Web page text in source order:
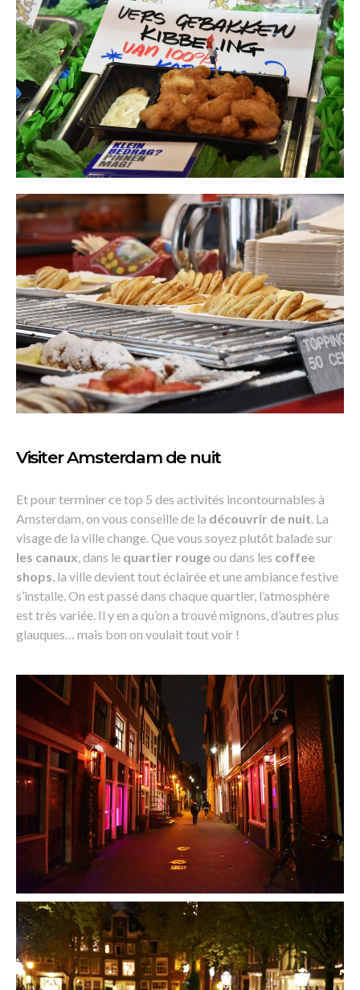
Visiter Amsterdam de nuit
Et pour terminer ce top 5 des activités incontournables à
Amsterdam, on vous conseille de la découvrir de nuit . La
visage de la ville change. Que vous soyez plutôt balade sur
les canaux , dans le quartier rougeou dans les coffee
shops , la ville devient tout éclairée et une ambiance festive
s’installe. On est passé dans chaque quartier, l’atmosphère
est très variée. Il y en a qu’on a trouvé mignons, d’autres plus
glauques… mais bon on voulait tout voir !